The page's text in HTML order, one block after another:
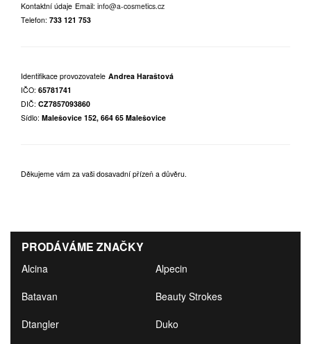
Kontaktní údaje Email: info@a-cosmetics.cz
Telefon: 733 121 753
Identifikace provozovatele Andrea Haraštová
IČO: 65781741
DIČ: CZ7857093860
Sídlo: Malešovice 152, 664 65 Malešovice
Děkujeme vám za vaši dosavadní přízeň a důvěru.
PRODÁVÁME ZNAČKY
Alcina
Alpecin
Batavan
Beauty Strokes
Dtangler
Duko